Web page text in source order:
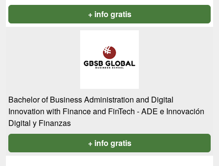
+ info gratis
Bachelor of Business Administration and Digital
Innovation with Finance and FinTech - ADE e Innovación
Digital y Finanzas
+ info gratis